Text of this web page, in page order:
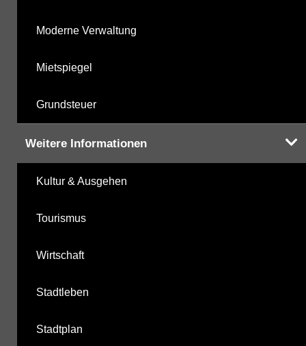
Moderne Verwaltung
Mietspiegel
Grundsteuer
Weitere Informationen
Kultur & Ausgehen
Tourismus
Wirtschaft
Stadtleben
Stadtplan